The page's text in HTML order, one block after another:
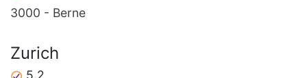
3000 - Berne
Zurich
5.2